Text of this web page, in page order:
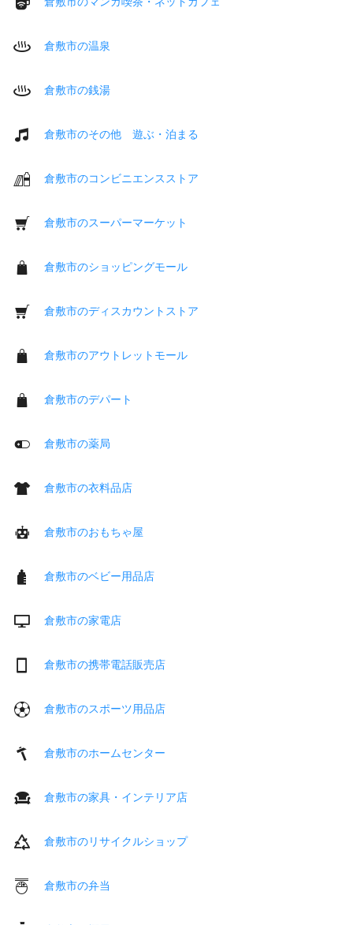
倉敷市の温泉
倉敷市の銭湯
倉敷市のその他 遊ぶ・泊まる
倉敷市のコンビニエンスストア
倉敷市のスーパーマーケット
倉敷市のショッピングモール
倉敷市のディスカウントストア
倉敷市のアウトレットモール
倉敷市のデパート
倉敷市の薬局
倉敷市の衣料品店
倉敷市のおもちゃ屋
倉敷市のベビー用品店
倉敷市の家電店
倉敷市の携帯電話販売店
倉敷市のスポーツ用品店
倉敷市のホームセンター
倉敷市の家具・インテリア店
倉敷市のリサイクルショップ
倉敷市の弁当